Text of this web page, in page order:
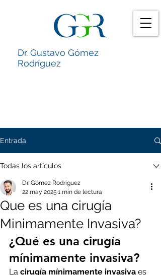
Dr. Gustavo Gómez
Rodríguez
Entrada
Todas los artículos
Que es una cirugía
Minimamente Invasiva?
Dr. Gómez Rodríguez
22 may 2025 1 min de lectura
¿Qué es una cirugía
mínimamente invasiva?
La cirugía mínimamente invasiva es